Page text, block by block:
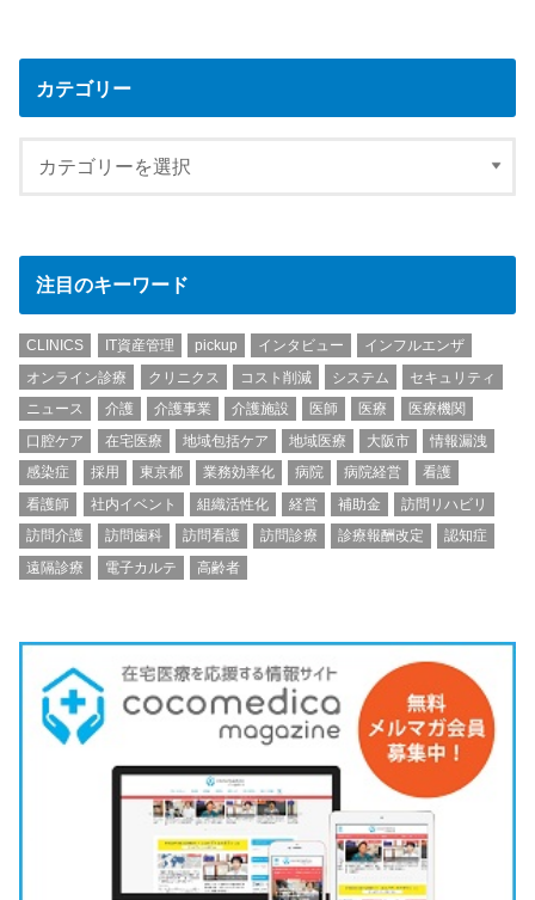
カテゴリー
注目のキーワード
CLINICS IT資産管理 pickup インタビュー
インフルエンザ
オンライン診療
クリニクス コスト削減 システム
セキュリティ
ニュース
介護 介護事業 介護施設 医師 医療
医療機関
口腔ケア
在宅医療 地域包括ケア 地域医療 大阪市
情報漏洩
感染症
採用 東京都 業務効率化 病院 病院経営
看護
看護師
社内イベント 組織活性化 経営 補助金
訪問リハビリ
訪問介護
訪問歯科 訪問看護 訪問診療 診療報酬改定
認知症
遠隔診療
電子カルテ 高齢者